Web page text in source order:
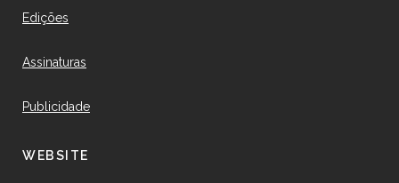
Edições
Assinaturas
Publicidade
WEBSITE